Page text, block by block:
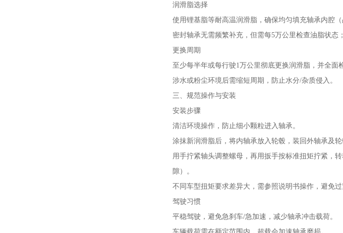
润滑脂选择
使用锂基脂等耐高温润滑脂，确保均匀填充轴承内腔（
密封轴承无需频繁补充，但需每5万公里检查油脂状态
更换周期
至少每半年或每行驶1万公里彻底更换润滑脂，并全面
涉水或粉尘环境后需缩短周期，防止水分/杂质侵入。
三、规范操作与安装
安装步骤
清洁环境操作，防止细小颗粒进入轴承。
涂抹新润滑脂后，将内轴承放入轮毂，装回外轴承及轮
用手拧紧轴头调整螺母，再用扳手按标准扭矩拧紧，
隙）。
不同车型扭矩要求差异大，需参照说明书操作，避免
驾驶习惯
平稳驾驶，避免急刹车/急加速，减少轴承冲击载荷。